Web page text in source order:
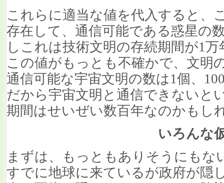
これらに適当な値を代入すると、
存在して、通信可能である惑星の
しこれは技術文明の存続期間が1
この値がもっとも不確かで、文明
通信可能な宇宙文明の数は1個、
だから宇宙文明と通信できないと
期間はせいぜい数百年なのかもし
いろんな
まずは、もっともありそうにもな
すでに地球に来ているが政府が隠